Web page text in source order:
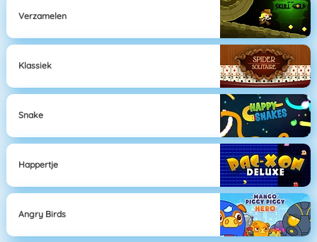
Verzamelen
Klassiek
Snake
Happertje
Angry Birds